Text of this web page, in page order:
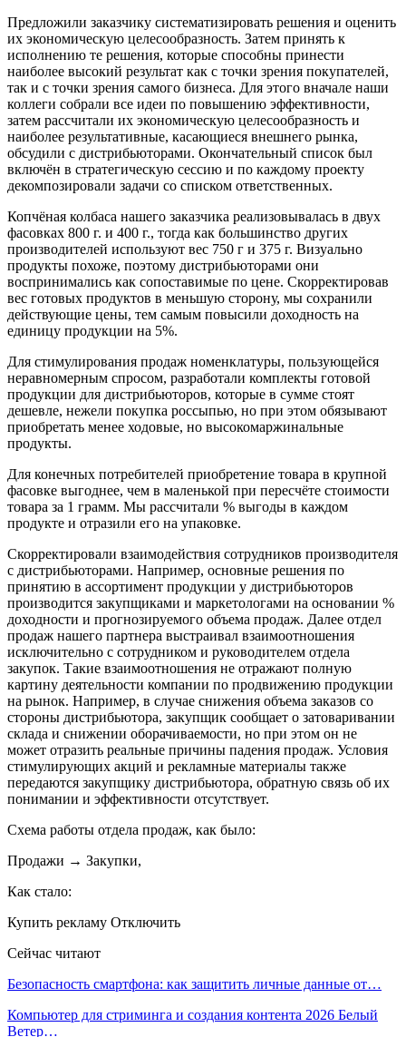
Предложили заказчику систематизировать решения и оценить
их экономическую целесообразность. Затем принять к
исполнению те решения, которые способны принести
наиболее высокий результат как с точки зрения покупателей,
так и с точки зрения самого бизнеса. Для этого вначале наши
коллеги собрали все идеи по повышению эффективности,
затем рассчитали их экономическую целесообразность и
наиболее результативные, касающиеся внешнего рынка,
обсудили с дистрибьюторами. Окончательный список был
включён в стратегическую сессию и по каждому проекту
декомпозировали задачи со списком ответственных.
Копчёная колбаса нашего заказчика реализовывалась в двух
фасовках 800 г. и 400 г., тогда как большинство других
производителей используют вес 750 г и 375 г. Визуально
продукты похоже, поэтому дистрибьюторами они
воспринимались как сопоставимые по цене. Скорректировав
вес готовых продуктов в меньшую сторону, мы сохранили
действующие цены, тем самым повысили доходность на
единицу продукции на 5%.
Для стимулирования продаж номенклатуры, пользующейся
неравномерным спросом, разработали комплекты готовой
продукции для дистрибьюторов, которые в сумме стоят
дешевле, нежели покупка россыпью, но при этом обязывают
приобретать менее ходовые, но высокомаржинальные
продукты.
Для конечных потребителей приобретение товара в крупной
фасовке выгоднее, чем в маленькой при пересчёте стоимости
товара за 1 грамм. Мы рассчитали % выгоды в каждом
продукте и отразили его на упаковке.
Скорректировали взаимодействия сотрудников производителя
с дистрибьюторами. Например, основные решения по
принятию в ассортимент продукции у дистрибьюторов
производится закупщиками и маркетологами на основании %
доходности и прогнозируемого объема продаж. Далее отдел
продаж нашего партнера выстраивал взаимоотношения
исключительно с сотрудником и руководителем отдела
закупок. Такие взаимоотношения не отражают полную
картину деятельности компании по продвижению продукции
на рынок. Например, в случае снижения объема заказов со
стороны дистрибьютора, закупщик сообщает о затоваривании
склада и снижении оборачиваемости, но при этом он не
может отразить реальные причины падения продаж. Условия
стимулирующих акций и рекламные материалы также
передаются закупщику дистрибьютора, обратную связь об их
понимании и эффективности отсутствует.
Схема работы отдела продаж, как было:
Продажи → Закупки,
Как стало:
Купить рекламу Отключить
Сейчас читают
Безопасность смартфона: как защитить личные данные от…
Компьютер для стриминга и создания контента 2026 Белый
Ветер…